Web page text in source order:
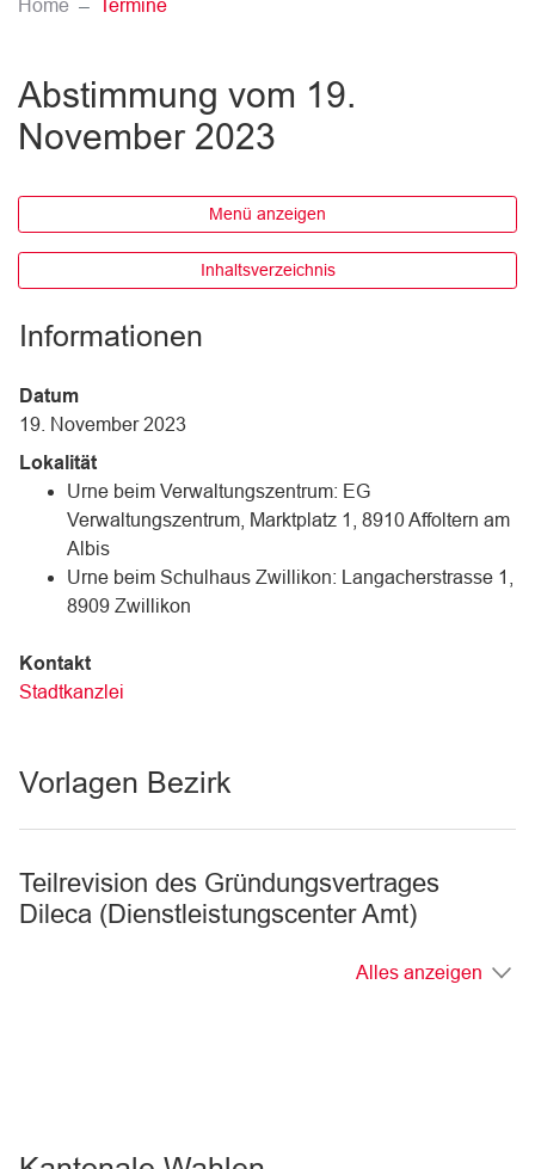
Home Termine(ausgewählt)
Abstimmung vom 19.
November 2023
Menü anzeigen
Inhaltsverzeichnis
Informationen
Datum
19. November 2023
Lokalität
Urne beim Verwaltungszentrum: EG
Verwaltungszentrum, Marktplatz 1, 8910 Affoltern am
Albis
Urne beim Schulhaus Zwillikon: Langacherstrasse 1,
8909 Zwillikon
Kontakt
Stadtkanzlei
Vorlagen Bezirk
Teilrevision des Gründungsvertrages
Dileca (Dienstleistungscenter Amt)
Alles anzeigen